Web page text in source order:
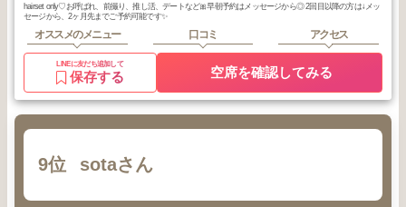
hairset only♡お呼ばれ、前撮り、推し活、デートなど🎀早朝予約はメッセージから◎ 2回目以降の方は↓メッ
セージから、2ヶ月先までご予約可能です✨
オススメのメニュー 口コミ アクセス
LINEに友だち追加して
保存する 空席を確認してみる
9位 sotaさん